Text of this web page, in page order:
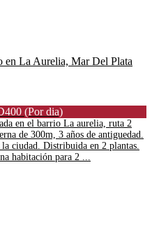
(Por dia)
en el barrio La aurelia, ruta 2
de 300m, 3 años de antiguedad.
ciudad. Distribuida en 2 plantas.
habitación para 2 ...